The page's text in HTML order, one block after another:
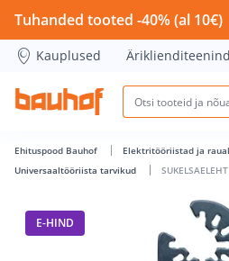
SUKELSAELEHT KWB, CV, PUIT
Tuhanded tooted -40% (al 10€)
Kauplused
Ehituspood Bauhof Elektritööriistad ja
Universaaltööriista tarvikud
E-HIND